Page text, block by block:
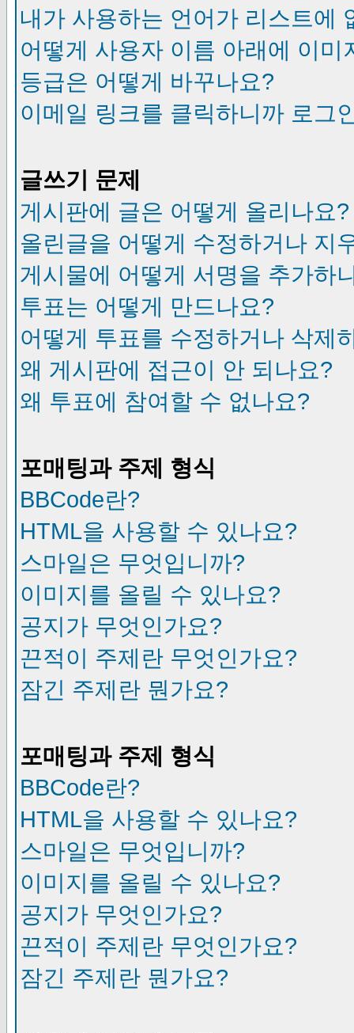
내가 사용하는 언어가 리스트에
어떻게 사용자 이름 아래에 이미
등급은 어떻게 바꾸나요?
이메일 링크를 클릭하니까 로그
글쓰기 문제
게시판에 글은 어떻게 올리나요?
올린글을 어떻게 수정하거나 지
게시물에 어떻게 서명을 추가하
투표는 어떻게 만드나요?
어떻게 투표를 수정하거나 삭제
왜 게시판에 접근이 안 되나요?
왜 투표에 참여할 수 없나요?
포매팅과 주제 형식
BBCode란?
HTML을 사용할 수 있나요?
스마일은 무엇입니까?
이미지를 올릴 수 있나요?
공지가 무엇인가요?
끈적이 주제란 무엇인가요?
잠긴 주제란 뭔가요?
포매팅과 주제 형식
BBCode란?
HTML을 사용할 수 있나요?
스마일은 무엇입니까?
이미지를 올릴 수 있나요?
공지가 무엇인가요?
끈적이 주제란 무엇인가요?
잠긴 주제란 뭔가요?